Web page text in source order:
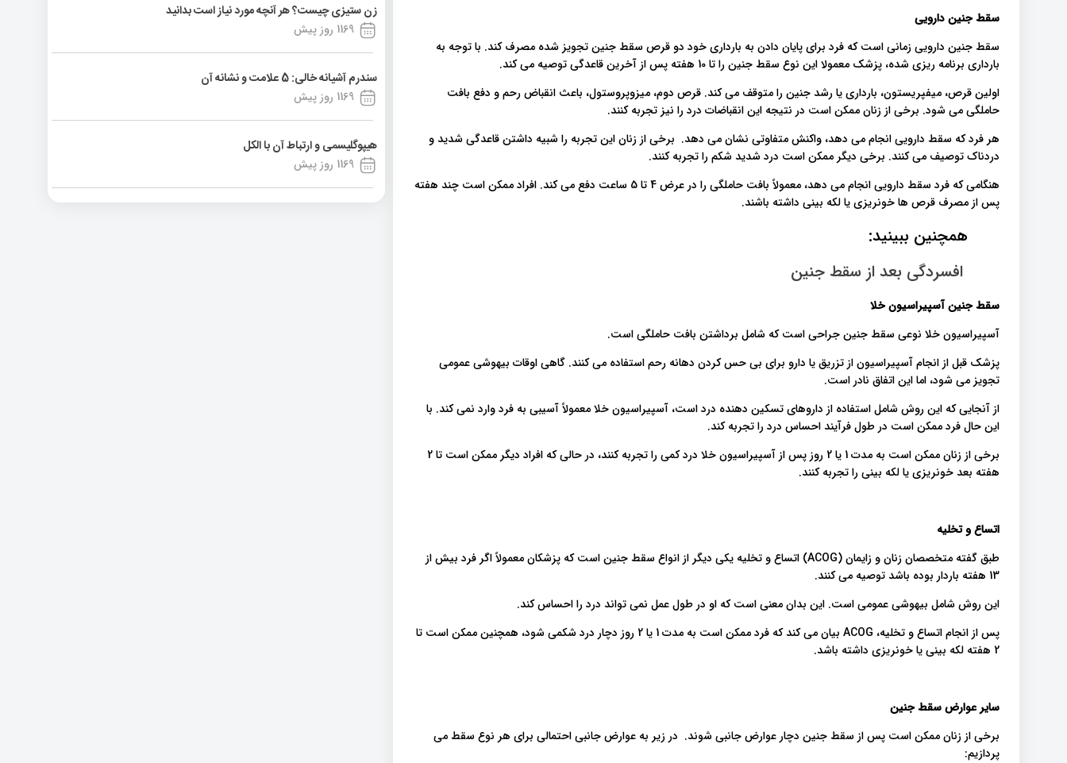
زن ستیزی چیست؟ هر آنچه مورد نیاز است بدانید
1169 روز پیش
سندرم آشیانه خالی: 5 علامت و نشانه آن
1169 روز پیش
هیپوگلیسمی و ارتباط آن با الکل
1169 روز پیش
سقط جنین دارویی
سقط جنین دارویی زمانی است که فرد برای پایان دادن به بارداری خود دو قرص سقط جنین تجویز شده مصرف کند. با توجه به
بارداری برنامه ریزی شده، پزشک معمولا این نوع سقط جنین را تا 10 هفته پس از آخرین قاعدگی توصیه می کند.
اولین قرص، میفپریستون، بارداری یا رشد جنین را متوقف می کند. قرص دوم، میزوپروستول، باعث انقباض رحم و دفع بافت
حاملگی می شود. برخی از زنان ممکن است در نتیجه این انقباضات درد را نیز تجربه کنند.
هر فرد که سقط دارویی انجام می دهد، واکنش متفاوتی نشان می دهد. برخی از زنان این تجربه را شبیه داشتن قاعدگی شدید و
دردناک توصیف می کنند. برخی دیگر ممکن است درد شدید شکم را تجربه کنند.
هنگامی که فرد سقط دارویی انجام می دهد، معمولاً بافت حاملگی را در عرض 4 تا 5 ساعت دفع می کند. افراد ممکن است چند هفته
پس از مصرف قرص ها خونریزی یا لکه بینی داشته باشند.
همچنین ببینید:
افسردگی بعد از سقط جنین
سقط جنینآسپیراسیون خلا
آسپیراسیون خلا نوعی سقط جنین جراحی است که شامل برداشتن بافت حاملگی است.
پزشک قبل از انجام آسپیراسیون از تزریق یا دارو برای بی حس کردن دهانه رحم استفاده می کنند. گاهی اوقات بیهوشی عمومی
تجویز می شود، اما این اتفاق نادر است.
از آنجایی که این روش شامل استفاده از داروهای تسکین دهنده درد است، آسپیراسیون خلا معمولاً آسیبی به فرد وارد نمی کند. با
این حال فرد ممکن است در طول فرآیند احساس درد را تجربه کند.
برخی از زنان ممکن است به مدت 1 یا 2 روز پس از آسپیراسیون خلا درد کمی ​​را تجربه کنند، در حالی که افراد دیگر ممکن است تا 2
هفته بعد خونریزی یا لکه بینی را تجربه کنند.
اتساع و تخلیه
طبق گفته متخصصان زنان و زایمان (ACOG) اتساع و تخلیه یکی دیگر از انواع سقط جنین است که پزشکان معمولاً اگر فرد بیش از
13 هفته باردار بوده باشد توصیه می کنند.
این روش شامل بیهوشی عمومی است. این بدان معنی است که او در طول عمل نمی تواند درد را احساس کند.
پس از انجام اتساع و تخلیه، ACOG بیان می کند که فرد ممکن است به مدت 1 یا 2 روز دچار درد شکمی شود، همچنین ممکن است تا
2 هفته لکه بینی یا خونریزی داشته باشد.
سایر عوارض سقط جنین
برخی از زنان ممکن است پس از سقط جنین دچار عوارض جانبی شوند. در زیر به عوارض جانبی احتمالی برای هر نوع سقط می
پردازیم: